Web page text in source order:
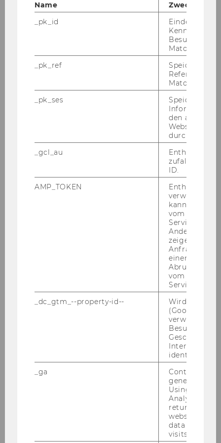
Hans-Joachim Schramm
hans-joachim.schramm@wu.ac.at
+43/1/31336-905981
Doris Phiri
Name
Zweck
_pk_id
Eindeutige
Besuchers
Matomo.
_pk_ref
Speicherung
Referrers
Matomo.
_pk_ses
Speicherung
den aktuellen
durch
_gcl_au
Enthält eine
ID.
AMP_TOKEN
Enthält ein
verwendet
kann, um
vom AMP-
Service
Andere
zeigen Opt-
Anfrage im
einen Fehler
Abrufen
vom AMP
Service an.
_dc_gtm_--property-id--
Wird von
(Google Tag
verwendet,
Besucher
Geschlecht
Interessen zu
identifizieren.
_ga
Contains a
generated
Using this
Analytics can
returning
website and
data from
visits.